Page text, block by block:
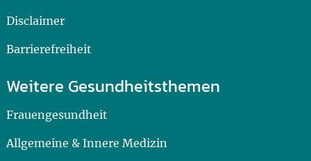
Disclaimer
Barrierefreiheit
Weitere Gesundheitsthemen
Frauengesundheit
Allgemeine & Innere Medizin